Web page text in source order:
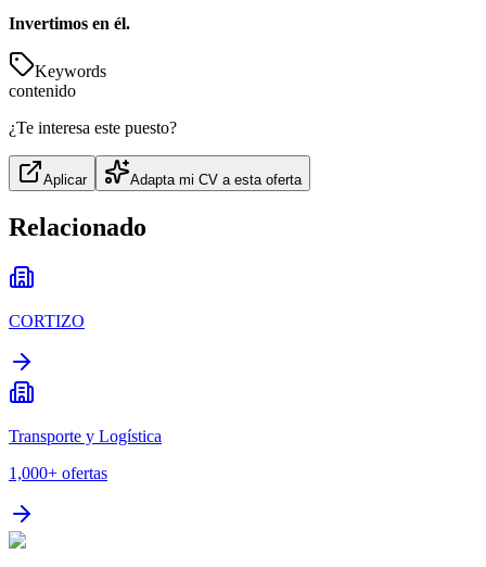
Invertimos en él.
Keywords
contenido
¿Te interesa este puesto?
Aplicar Adapta mi CV a esta oferta
Relacionado
CORTIZO
Transporte y Logística
1,000+ ofertas